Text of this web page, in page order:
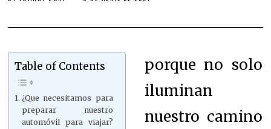
Table of Contents
¿Que necesitamos para
preparar nuestro
automóvil para viajar?
porque no solo
iluminan
nuestro camino